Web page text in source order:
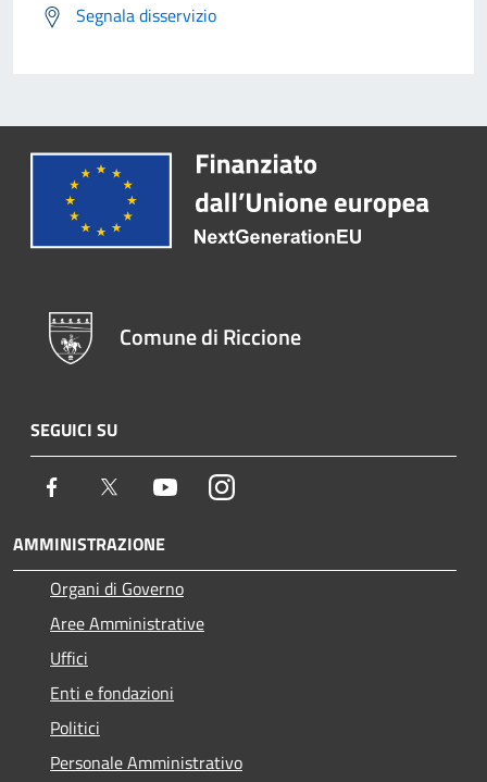
Segnala disservizio
Comune di Riccione
SEGUICI SU
Facebook Twitter YoutubeInstagram
AMMINISTRAZIONE
Organi di Governo
Aree Amministrative
Uffici
Enti e fondazioni
Politici
Personale Amministrativo